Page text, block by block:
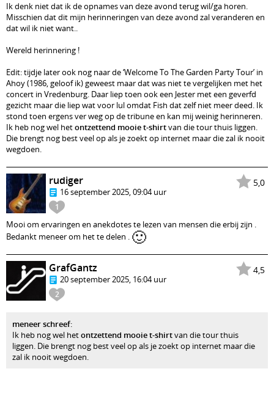
Ik denk niet dat ik de opnames van deze avond terug wil/ga horen.
Misschien dat dit mijn herinneringen van deze avond zal veranderen en
dat wil ik niet want..
Wereld herinnering !
Edit: tijdje later ook nog naar de ‘Welcome To The Garden Party Tour’ in
Ahoy (1986, geloof ik) geweest maar dat was niet te vergelijken met het
concert in Vredenburg. Daar liep toen ook een Jester met een geverfd
gezicht maar die liep wat voor lul omdat Fish dat zelf niet meer deed. Ik
stond toen ergens ver weg op de tribune en kan mij weinig herinneren.
Ik heb nog wel hetontzettend mooie t-shirtvan die tour thuis liggen.
Die brengt nog best veel op als je zoekt op internet maar die zal ik nooit
wegdoen.
5,0
1
rudiger
16 september 2025, 09:04 uur
Mooi om ervaringen en anekdotes te lezen van mensen die erbij zijn .
Bedankt meneer om het te delen . 🙂
4,5
2
GrafGantz
20 september 2025, 16:04 uur
meneer schreef:
Ik heb nog wel hetontzettend mooie t-shirtvan die tour thuis
liggen. Die brengt nog best veel op als je zoekt op internet maar die
zal ik nooit wegdoen.